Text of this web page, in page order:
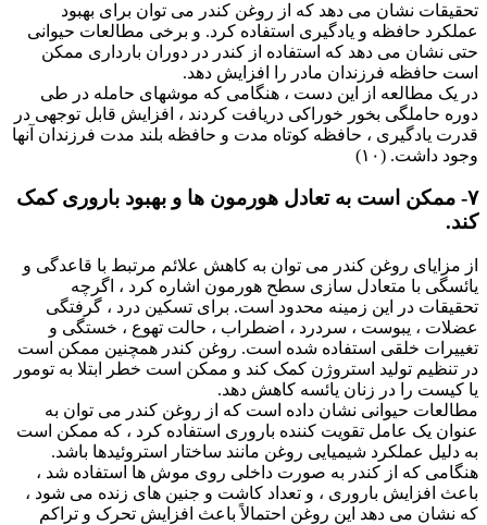
تحقیقات نشان می دهد که از روغن کندر می توان برای بهبود
عملکرد حافظه و یادگیری استفاده کرد. و برخی مطالعات حیوانی
حتی نشان می دهد که استفاده از کندر در دوران بارداری ممکن
است حافظه فرزندان مادر را افزایش دهد.
در یک مطالعه از این دست ، هنگامی که موشهای حامله در طی
دوره حاملگی بخور خوراکی دریافت کردند ، افزایش قابل توجهی در
قدرت یادگیری ، حافظه کوتاه مدت و حافظه بلند مدت فرزندان آنها
وجود داشت. (۱۰)
۷- ممکن است به تعادل هورمون ها و بهبود باروری کمک
کند.
از مزایای روغن کندر می توان به کاهش علائم مرتبط با قاعدگی و
یائسگی با متعادل سازی سطح هورمون اشاره کرد ، اگرچه
تحقیقات در این زمینه محدود است. برای تسکین درد ، گرفتگی
عضلات ، یبوست ، سردرد ، اضطراب ، حالت تهوع ، خستگی و
تغییرات خلقی استفاده شده است. روغن کندر همچنین ممکن است
در تنظیم تولید استروژن کمک کند و ممکن است خطر ابتلا به تومور
یا کیست را در زنان یائسه کاهش دهد.
مطالعات حیوانی نشان داده است که از روغن کندر می توان به
عنوان یک عامل تقویت کننده باروری استفاده کرد ، که ممکن است
به دلیل عملکرد شیمیایی روغن مانند ساختار استروئیدها باشد.
هنگامی که از کندر به صورت داخلی روی موش ها استفاده شد ،
باعث افزایش باروری ، و تعداد کاشت و جنین های زنده می شود ،
که نشان می دهد این روغن احتمالاً باعث افزایش تحرک و تراکم